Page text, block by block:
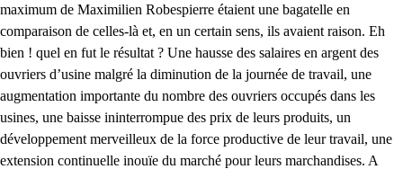
maximum de Maximilien Robespierre étaient une bagatelle en
comparaison de celles-là et, en un certain sens, ils avaient raison. Eh
bien ! quel en fut le résultat ? Une hausse des salaires en argent des
ouvriers d’usine malgré la diminution de la journée de travail, une
augmentation importante du nombre des ouvriers occupés dans les
usines, une baisse ininterrompue des prix de leurs produits, un
développement merveilleux de la force productive de leur travail, une
extension continuelle inouïe du marché pour leurs marchandises. A